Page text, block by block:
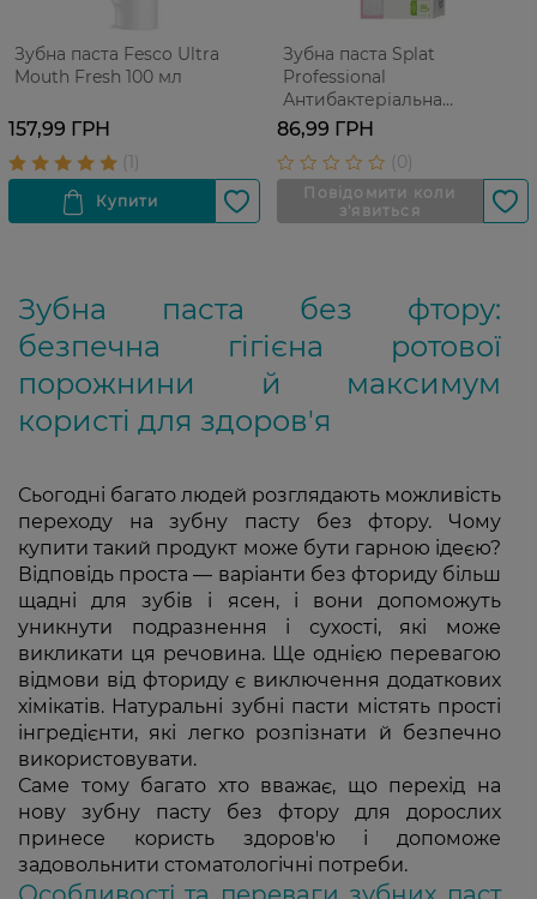
Зубна паста Fesco Ultra
Mouth Fresh 100 мл
157,99 ГРН
Зубна паста Splat
Professional
Антибактеріальна
Ультракомплекс для
комплексного догляду та
відбілювання чутливих
зубів 80 мл
86,99 ГРН
Зубна паста без фтору:
безпечна гігієна ротової
порожнини й максимум
користі для здоров'я
Сьогодні багато людей розглядають можливість
переходу на зубну пасту без фтору. Чому
купити такий продукт може бути гарною ідеєю?
Відповідь проста — варіанти без фториду більш
щадні для зубів і ясен, і вони допоможуть
уникнути подразнення і сухості, які може
викликати ця речовина. Ще однією перевагою
відмови від фториду є виключення додаткових
хімікатів. Натуральні зубні пасти містять прості
інгредієнти, які легко розпізнати й безпечно
використовувати.
Саме тому багато хто вважає, що перехід на
нову зубну пасту без фтору для дорослих
принесе користь здоров'ю і допоможе
задовольнити стоматологічні потреби.